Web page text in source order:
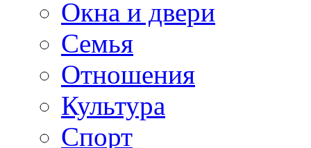
Окна и двери
Семья
Отношения
Культура
Спорт